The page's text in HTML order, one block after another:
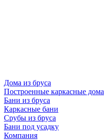
Дома из бруса
Построенные каркасные дома
Бани из бруса
Каркасные бани
Срубы из бруса
Бани под усадку
Компания